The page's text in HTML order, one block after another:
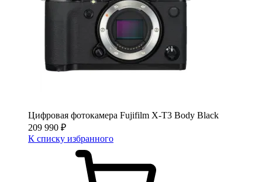
Цифровая фотокамера Fujifilm X-T3 Body Black
209 990 ₽
К списку избранного